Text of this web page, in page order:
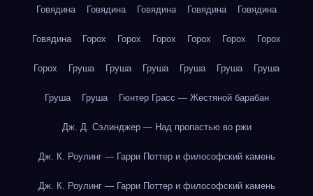
Говядина Говядина Говядина Говядина Говядина
Говядина Горох Горох Горох Горох Горох Горох
Горох Груша Груша Груша Груша Груша Груша
Груша Груша Гюнтер Грасс — Жестяной барабан
Дж. Д. Сэлинджер — Над пропастью во ржи
Дж. К. Роулинг — Гарри Поттер и философский камень
Дж. К. Роулинг — Гарри Поттер и философский камень